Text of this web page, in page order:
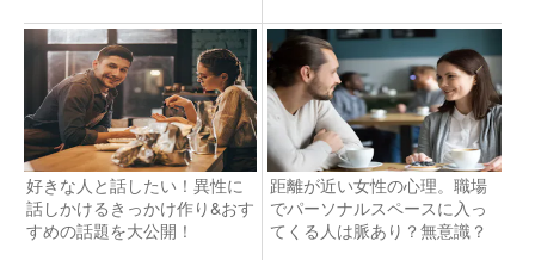
好きな人と話したい！異性に
話しかけるきっかけ作り&おす
すめの話題を大公開！
距離が近い女性の心理。職場
でパーソナルスペースに入っ
てくる人は脈あり？無意識？